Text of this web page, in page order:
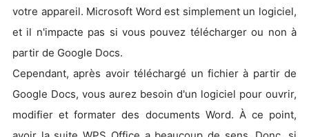
votre appareil. Microsoft Word est simplement un logiciel,
et il n'impacte pas si vous pouvez télécharger ou non à
partir de Google Docs.
Cependant, après avoir téléchargé un fichier à partir de
Google Docs, vous aurez besoin d'un logiciel pour ouvrir,
modifier et formater des documents Word. À ce point,